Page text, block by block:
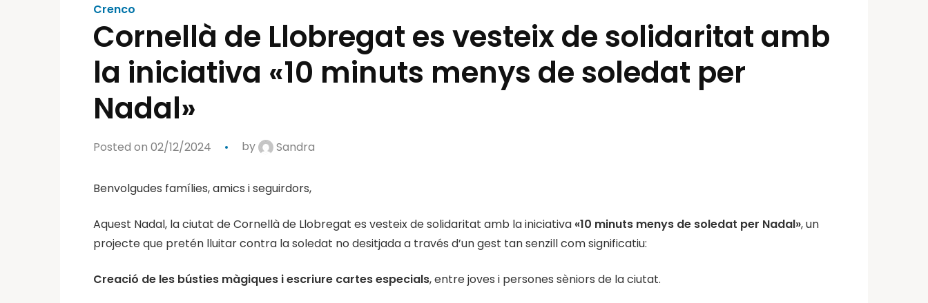
Crenco
Cornellà de Llobregat es vesteix de solidaritat amb
la iniciativa «10 minuts menys de soledat per
Nadal»
Posted on 02/12/2024 by Sandra
Benvolgudes famílies, amics i seguirdors,
Aquest Nadal, la ciutat de Cornellà de Llobregat es vesteix de solidaritat amb la iniciativa «10 minuts menys de soledat per Nadal», un
projecte que pretén lluitar contra la soledat no desitjada a través d’un gest tan senzill com significatiu:
Creació de les bústies màgiques i escriure cartes especials, entre joves i persones sèniors de la ciutat.